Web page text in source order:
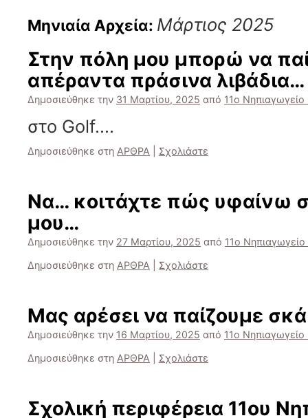
Μηνιαία Αρχεία: Μάρτιος 2025
Στην πόλη μου μπορώ να
απέραντα πράσινα λιβάδια…
Δημοσιεύθηκε την 31 Μαρτίου, 2025 από 11ο
στο Golf….
Δημοσιεύθηκε στη ΑΡΘΡΑ Σχολιάστε
Nα… κοιτάχτε πώς υφαίνω
μου…
Δημοσιεύθηκε την 27 Μαρτίου, 2025 από 11ο
Δημοσιεύθηκε στη ΑΡΘΡΑ Σχολιάστε
Mας αρέσει να παίζουμε
Δημοσιεύθηκε την 16 Μαρτίου, 2025 από 11ο
Δημοσιεύθηκε στη ΑΡΘΡΑ Σχολιάστε
Σχολική περιφέρεια 11ου